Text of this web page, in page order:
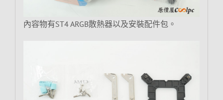
內容物有ST4 ARGB散熱器以及安裝配件包。